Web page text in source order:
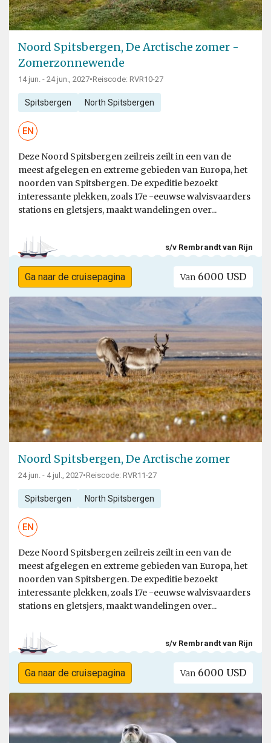
Noord Spitsbergen, De Arctische zomer -
Zomerzonnewende
14 jun. - 24 jun., 2027•Reiscode: RVR10-27
Spitsbergen North Spitsbergen
EN
Deze Noord Spitsbergen zeilreis zeilt in een van de
meest afgelegen en extreme gebieden van Europa, het
noorden van Spitsbergen. De expeditie bezoekt
interessante plekken, zoals 17e -eeuwse walvisvaarders
stations en gletsjers, maakt wandelingen over...
s/v Rembrandt van Rijn
Ga naar de cruisepagina Van 6000 USD
Noord Spitsbergen, De Arctische zomer
24 jun. - 4 jul., 2027•Reiscode: RVR11-27
Spitsbergen North Spitsbergen
EN
Deze Noord Spitsbergen zeilreis zeilt in een van de
meest afgelegen en extreme gebieden van Europa, het
noorden van Spitsbergen. De expeditie bezoekt
interessante plekken, zoals 17e -eeuwse walvisvaarders
stations en gletsjers, maakt wandelingen over...
s/v Rembrandt van Rijn
Ga naar de cruisepagina Van 6000 USD